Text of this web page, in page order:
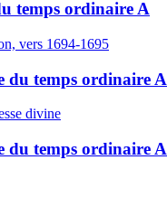
temps ordinaire A
du temps ordinaire A
du temps ordinaire A